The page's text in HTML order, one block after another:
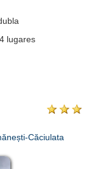
lugares
Căciulata